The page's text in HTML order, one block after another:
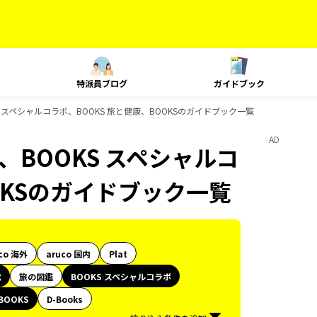
特派員ブログ ガイドブック
ペシャルコラボ、BOOKS 旅と健康、BOOKSのガイドブック一覧
BOOKS スペシャルコ
のガイドブック一覧
海外 aruco 国内
Plat
旅の図鑑
BOOKS スペシャルコラボ
D-Books
AD